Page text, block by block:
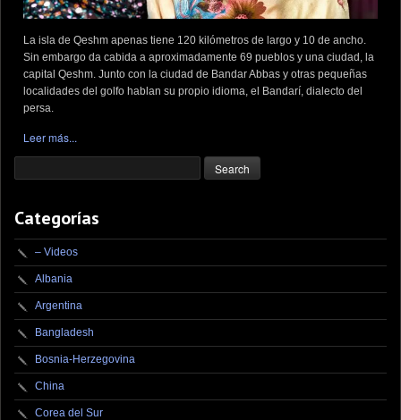
La isla de Qeshm apenas tiene 120 kilómetros de largo y 10 de ancho.
Sin embargo da cabida a aproximadamente 69 pueblos y una ciudad, la
capital Qeshm. Junto con la ciudad de Bandar Abbas y otras pequeñas
localidades del golfo hablan su propio idioma, el Bandarí, dialecto del
persa.
Leer más...
Categorías
– Videos
Albania
Argentina
Bangladesh
Bosnia-Herzegovina
China
Corea del Sur